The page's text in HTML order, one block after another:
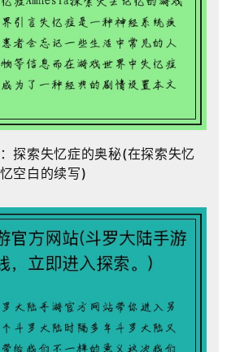
探索失忆症的奥秘(在探索失忆
空白的续写)